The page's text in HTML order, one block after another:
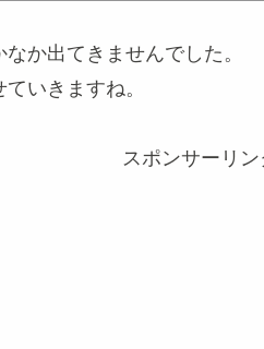
か出てきませんでした。
いきますね。
スポンサーリン